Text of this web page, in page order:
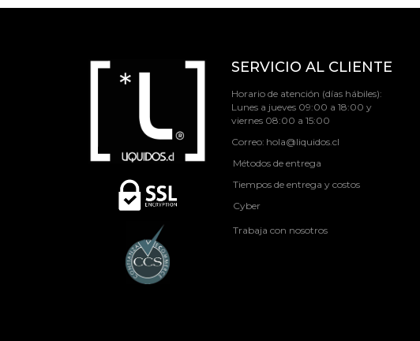
SERVICIO AL CLIENTE
Horario de atención (días hábiles):
Lunes a jueves 09:00 a 18:00 y
viernes 08:00 a 15:00
Correo: hola@liquidos.cl
Métodos de entrega
Tiempos de entrega y costos
Cyber
Trabaja con nosotros